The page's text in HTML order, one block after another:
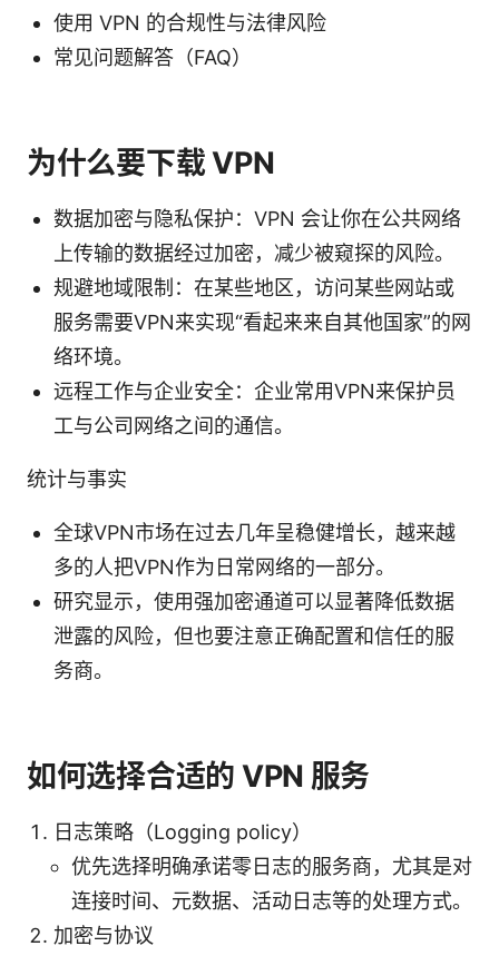
使用 VPN 的合规性与法律风险
常见问题解答（FAQ）
为什么要下载 VPN
数据加密与隐私保护：VPN 会让你在公共网络
上传输的数据经过加密，减少被窥探的风险。
规避地域限制：在某些地区，访问某些网站或
服务需要VPN来实现“看起来来自其他国家”的网
络环境。
远程工作与企业安全：企业常用VPN来保护员
工与公司网络之间的通信。
统计与事实
全球VPN市场在过去几年呈稳健增长，越来越
多的人把VPN作为日常网络的一部分。
研究显示，使用强加密通道可以显著降低数据
泄露的风险，但也要注意正确配置和信任的服
务商。
如何选择合适的 VPN 服务
日志策略（Logging policy）
优先选择明确承诺零日志的服务商，尤其是对
连接时间、元数据、活动日志等的处理方式。
加密与协议